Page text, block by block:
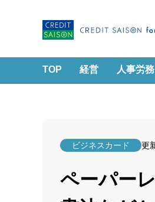
TOP 経営 人事労
ビジネスカード 更
ペーパー